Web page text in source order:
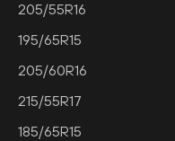
205/55R16
195/65R15
205/60R16
215/55R17
185/65R15